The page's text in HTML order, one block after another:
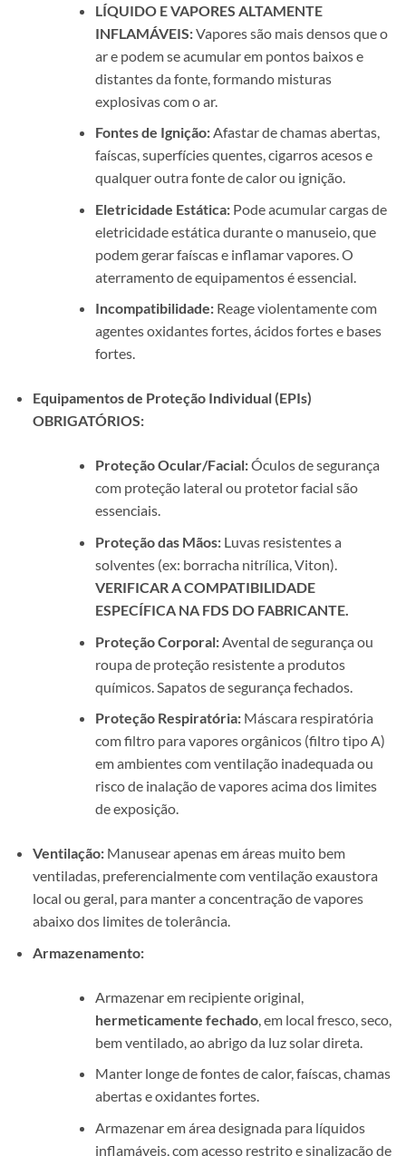
LÍQUIDO E VAPORES ALTAMENTE
INFLAMÁVEIS:Vapores são mais densos que o
ar e podem se acumular em pontos baixos e
distantes da fonte, formando misturas
explosivas com o ar.
Fontes de Ignição:Afastar de chamas abertas,
faíscas, superfícies quentes, cigarros acesos e
qualquer outra fonte de calor ou ignição.
Eletricidade Estática:Pode acumular cargas de
eletricidade estática durante o manuseio, que
podem gerar faíscas e inflamar vapores. O
aterramento de equipamentos é essencial.
Incompatibilidade:Reage violentamente com
agentes oxidantes fortes, ácidos fortes e bases
fortes.
Equipamentos de Proteção Individual (EPIs)
OBRIGATÓRIOS:
Proteção Ocular/Facial:Óculos de segurança
com proteção lateral ou protetor facial são
essenciais.
Proteção das Mãos:Luvas resistentes a
solventes (ex: borracha nitrílica, Viton).
VERIFICAR A COMPATIBILIDADE
ESPECÍFICA NA FDS DO FABRICANTE.
Proteção Corporal:Avental de segurança ou
roupa de proteção resistente a produtos
químicos. Sapatos de segurança fechados.
Proteção Respiratória:Máscara respiratória
com filtro para vapores orgânicos (filtro tipo A)
em ambientes com ventilação inadequada ou
risco de inalação de vapores acima dos limites
de exposição.
Ventilação:Manusear apenas em áreas muito bem
ventiladas, preferencialmente com ventilação exaustora
local ou geral, para manter a concentração de vapores
abaixo dos limites de tolerância.
Armazenamento:
Armazenar em recipiente original,
hermeticamente fechado, em local fresco, seco,
bem ventilado, ao abrigo da luz solar direta.
Manter longe de fontes de calor, faíscas, chamas
abertas e oxidantes fortes.
Armazenar em área designada para líquidos
inflamáveis, com acesso restrito e sinalização de